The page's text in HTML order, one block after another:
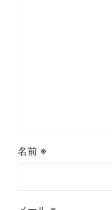
名前 ※